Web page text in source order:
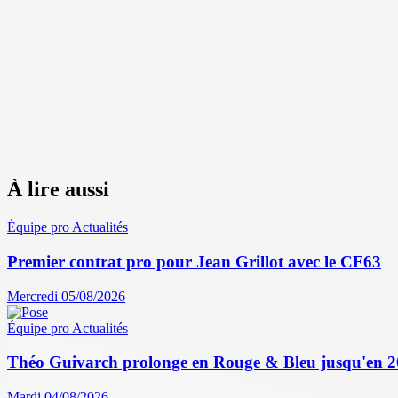
À lire aussi
Équipe pro Actualités
Premier contrat pro pour Jean Grillot avec le CF63
Mercredi 05/08/2026
Équipe pro Actualités
Théo Guivarch prolonge en Rouge & Bleu jusqu'en